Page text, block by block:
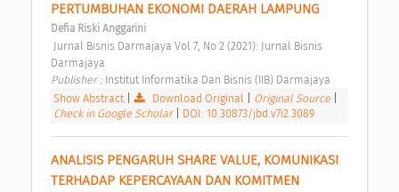
PERTUMBUHAN EKONOMI DAERAH LAMPUNG
Defia Riski Anggarini
Darmajaya
Publisher : Institut Informatika Dan Bisnis (IIB) Darmajaya
Show Abstract| Download Original Original Source
Check in Google Scholar
DOI: 10.30873/jbd.v7i2.3089
ANALISIS PENGARUH SHARE VALUE, KOMUNIKASI
TERHADAP KEPERCAYAAN DAN KOMITMEN